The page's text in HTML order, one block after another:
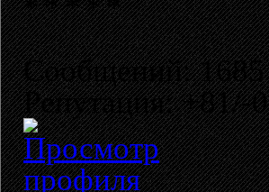
Сообщений: 1685
Репутация: +81/-0